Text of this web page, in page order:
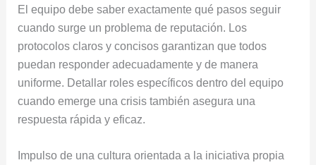
El equipo debe saber exactamente qué pasos seguir
cuando surge un problema de reputación. Los
protocolos claros y concisos garantizan que todos
puedan responder adecuadamente y de manera
uniforme. Detallar roles específicos dentro del equipo
cuando emerge una crisis también asegura una
respuesta rápida y eficaz.
Impulso de una cultura orientada a la iniciativa propia